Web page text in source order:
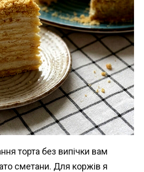
торта без випічки вам
сметани. Для коржів я